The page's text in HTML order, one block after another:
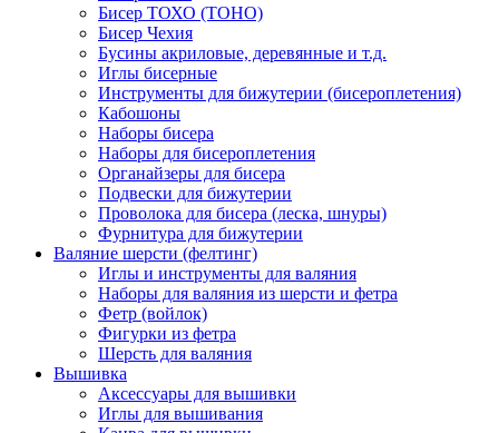
Бисер ТОХО (TOHO)
Бисер Чехия
Бусины акриловые, деревянные и т.д.
Иглы бисерные
Инструменты для бижутерии (бисероплетения)
Кабошоны
Наборы бисера
Наборы для бисероплетения
Органайзеры для бисера
Подвески для бижутерии
Проволока для бисера (леска, шнуры)
Фурнитура для бижутерии
Валяние шерсти (фелтинг)
Иглы и инструменты для валяния
Наборы для валяния из шерсти и фетра
Фетр (войлок)
Фигурки из фетра
Шерсть для валяния
Вышивка
Аксессуары для вышивки
Иглы для вышивания